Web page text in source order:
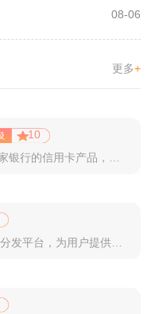
08-06
更多+
10
这款App涵盖了国内多家银行的信用卡产品，支持用户根据自己的...
轻漫画通过高效的内容分发平台，为用户提供高清、全彩的漫画阅读...